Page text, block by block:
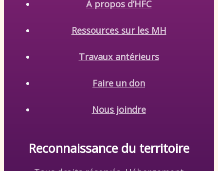
À propos d’HFC
Ressources sur les MH
Travaux antérieurs
Faire un don
Nous joindre
Reconnaissance du territoire